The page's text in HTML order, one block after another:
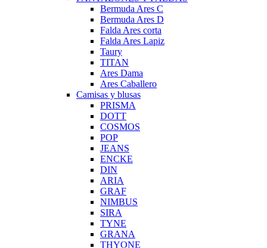
Bermuda Ares C
Bermuda Ares D
Falda Ares corta
Falda Ares Lapiz
Taury
TITAN
Ares Dama
Ares Caballero
Camisas y blusas
PRISMA
DOTT
COSMOS
POP
JEANS
ENCKE
DIN
ARIA
GRAF
NIMBUS
SIRA
TYNE
GRANA
THYONE